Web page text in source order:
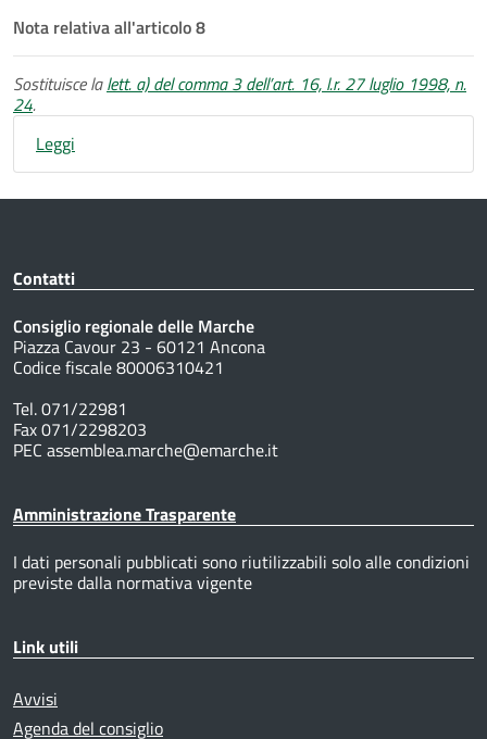
Nota relativa all'articolo 8
Sostituisce lalett. a) del comma 3 dell’art. 16, l.r. 27 luglio 1998, n.
24.
Leggi
Contatti
Consiglio regionale delle Marche
Piazza Cavour 23 - 60121 Ancona
Codice fiscale 80006310421
Tel. 071/22981
Fax 071/2298203
PEC assemblea.marche@emarche.it
Amministrazione Trasparente
I dati personali pubblicati sono riutilizzabili solo alle condizioni
previste dalla normativa vigente
Link utili
Avvisi
Agenda del consiglio